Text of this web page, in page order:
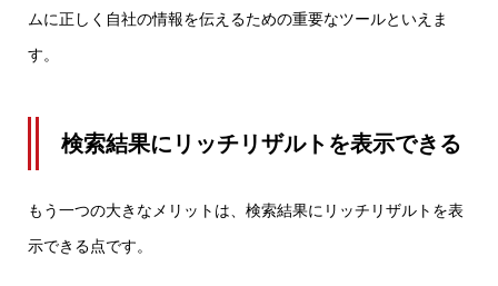
ムに正しく自社の情報を伝えるための重要なツールといえま
す。
検索結果にリッチリザルトを表示できる
もう一つの大きなメリットは、検索結果にリッチリザルトを表
示できる点です。